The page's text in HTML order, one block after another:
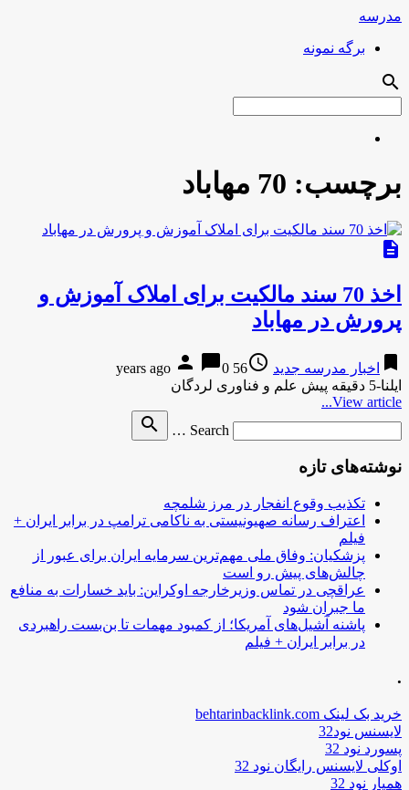
مدرسه
برگه نمونه
search
برچسب: 70 مهاباد
description
اخذ 70 سند مالکیت برای املاک آموزش و
پرورش در مهاباد
bookmark اخبار مدرسه جدید access_time
56 years ago
person chat_bubble0
ایلنا-5 دقیقه پیش علم و فناوری لردگان
View article...
Search …
search
نوشته‌های تازه
تکذیب وقوع انفجار در مرز شلمچه
اعتراف رسانه صهیونیستی به ناکامی ترامپ در برابر ایران +
فیلم
پزشکیان: وفاق ملی مهم‌ترین سرمایه ایران برای عبور از
چالش‌های پیش رو است
عراقچی در تماس وزیرخارجه اوکراین: باید خسارات به منافع
ما جبران شود
پاشنه آشیل‌های آمریکا؛ از کمبود مهمات تا بن‌بست راهبردی
در برابر ایران + فیلم
.
خرید بک لینک behtarinbacklink.com
لایسنس نود32
پسورد نود 32
اوکلی لایسنس رایگان نود 32
همیار نود 32